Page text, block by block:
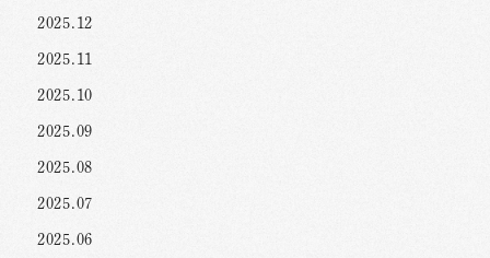
2025.12
2025.11
2025.10
2025.09
2025.08
2025.07
2025.06